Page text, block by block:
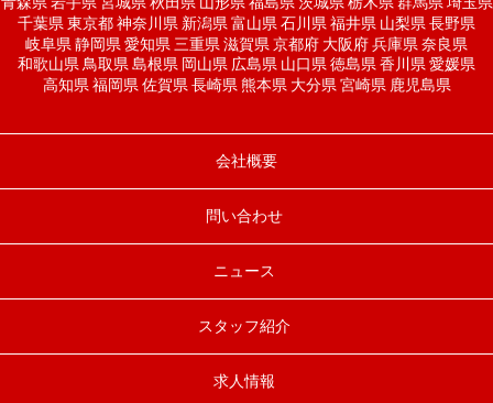
千葉県 東京都 神奈川県 新潟県 富山県 石川県 福井県 山梨県 長野県
岐阜県 静岡県 愛知県 三重県 滋賀県 京都府 大阪府 兵庫県 奈良県
和歌山県 鳥取県 島根県 岡山県 広島県 山口県 徳島県 香川県 愛媛県
高知県 福岡県 佐賀県 長崎県 熊本県 大分県 宮崎県 鹿児島県
会社概要
問い合わせ
ニュース
スタッフ紹介
求人情報